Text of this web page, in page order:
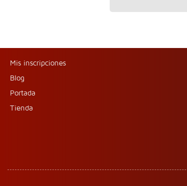
Mis inscripciones
Blog
Portada
Tienda